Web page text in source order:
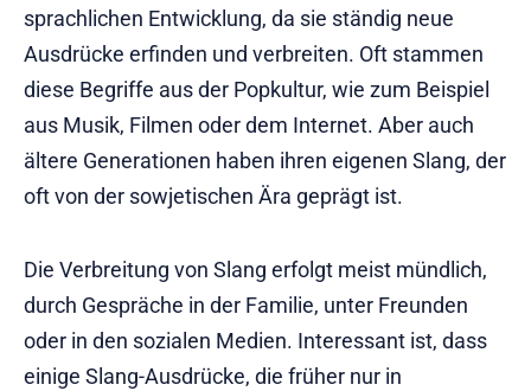
sprachlichen Entwicklung, da sie ständig neue
Ausdrücke erfinden und verbreiten. Oft stammen
diese Begriffe aus der Popkultur, wie zum Beispiel
aus Musik, Filmen oder dem Internet. Aber auch
ältere Generationen haben ihren eigenen Slang, der
oft von der sowjetischen Ära geprägt ist.
Die Verbreitung von Slang erfolgt meist mündlich,
durch Gespräche in der Familie, unter Freunden
oder in den sozialen Medien. Interessant ist, dass
einige Slang-Ausdrücke, die früher nur in